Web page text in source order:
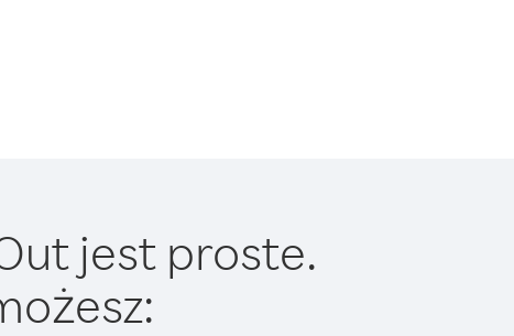
jest proste.